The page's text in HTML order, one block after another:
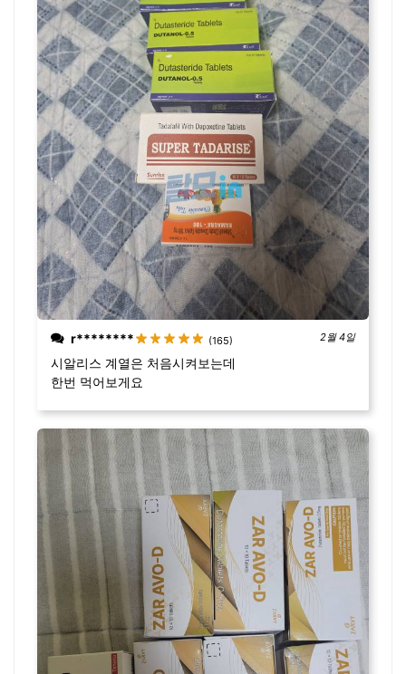
r******** (165) 2월 4일
시알리스 계열은 처음시켜보는데
한번 먹어보게요